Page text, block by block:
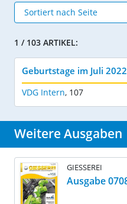
1 / 103 ARTIKEL:
Geburtstage im Juli 2022
VDG Intern, 107
Weitere Ausgaben
GIESSEREI
Ausgabe